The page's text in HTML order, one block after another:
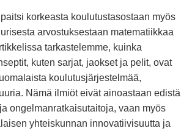
korkeasta koulutustasostaan myös
arvostuksestaan matematiikkaa
tarkastelemme, kuinka
kuten sarjat, jaokset ja pelit, ovat
koulutusjärjestelmää,
Nämä ilmiöt eivät ainoastaan edistä
ongelmanratkaisutaitoja, vaan myös
yhteiskunnan innovatiivisuutta ja